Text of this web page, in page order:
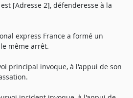
[Adresse 2], défenderesse à la
express France a formé un
même arrêt.
principal invoque, à l'appui de son